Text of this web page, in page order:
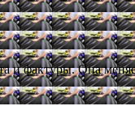
и фактуры. Она